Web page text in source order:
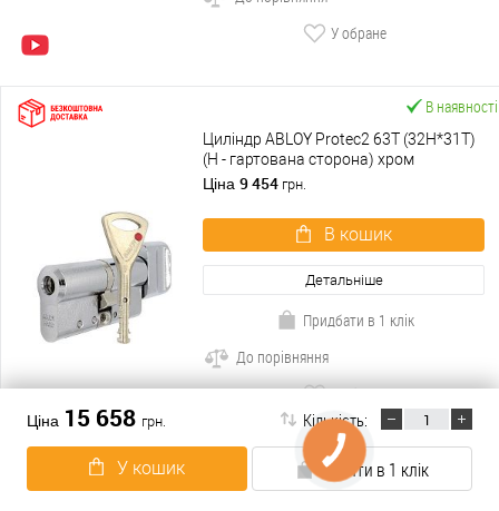
Ціна 15 658 грн. Кількість:
У кошик Купити в 1 клік
У обране
В наявності
Циліндр ABLOY Protec2 63T (32H*31T)
(H - гартована сторона) хром
полірований
Ціна 9 454 грн.
В кошик
Детальніше
Придбати в 1 клік
До порівняння
У обране
В наявності